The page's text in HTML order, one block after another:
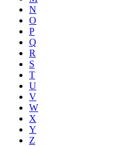
N
O
P
Q
R
S
T
U
V
W
X
Y
Z